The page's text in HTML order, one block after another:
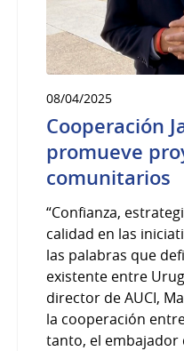
08/04/2025
Cooperación
promueve
comunitarios
“Confianza,
calidad en las
las palabras que
existente entre
director de AUCI,
la cooperación
tanto, el embajador